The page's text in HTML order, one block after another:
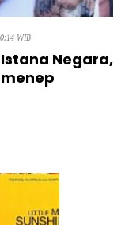
WIB
Negara,